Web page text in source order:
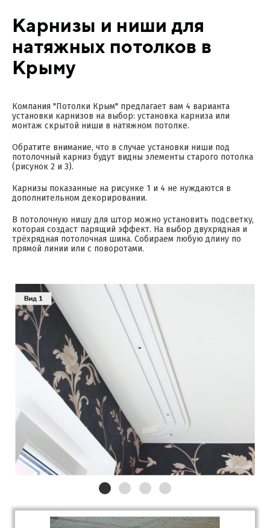
Карнизы и ниши для
натяжных потолков в
Крыму
Компания "Потолки Крым" предлагает вам 4 варианта
установки карнизов на выбор: установка карниза или
монтаж скрытой ниши в натяжном потолке.
Обратите внимание, что в случае установки ниши под
потолочный карниз будут видны элементы старого потолка
(рисунок 2 и 3).
Карнизы показанные на рисунке 1 и 4 не нуждаются в
дополнительном декорировании.
В потолочную нишу для штор можно установить подсветку,
которая создаст парящий эффект. На выбор двухрядная и
трёхрядная потолочная шина. Собираем любую длину по
прямой линии или с поворотами.